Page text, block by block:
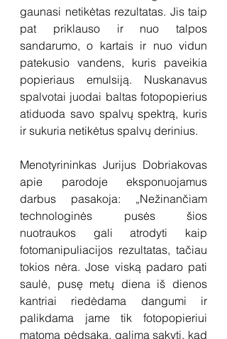
gaunasi netikėtas rezultatas. Jis taip
pat priklauso ir nuo talpos
sandarumo, o kartais ir nuo vidun
patekusio vandens, kuris paveikia
popieriaus emulsiją. Nuskanavus
spalvotai juodai baltas fotopopierius
atiduoda savo spalvų spektrą, kuris
ir sukuria netikėtus spalvų derinius.
Menotyrininkas Jurijus Dobriakovas
apie parodoje eksponuojamus
darbus pasakoja: „Nežinančiam
technologinės pusės šios
nuotraukos gali atrodyti kaip
fotomanipuliacijos rezultatas, tačiau
tokios nėra. Jose viską padaro pati
saulė, pusę metų diena iš dienos
kantriai riedėdama dangumi ir
palikdama jame tik fotopopieriui
matomą pėdsaką. galima sakyti, kad